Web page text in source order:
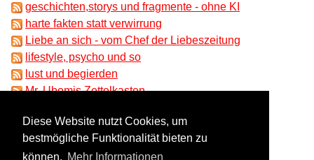
Diese Website nutzt Cookies, um
bestmögliche Funktionalität bieten zu
können. Mehr Informationen
geschichten,storys und fragmente - ohne KI
harte fakten statt verwirrung
Liebe an sich - vom Chef der Liebeszeitung
lifestyle, psycho und so
lust und begierden
Mr. Ubomis Zettelkasten
ungeklärtes und absonderliches
unser liebesrat